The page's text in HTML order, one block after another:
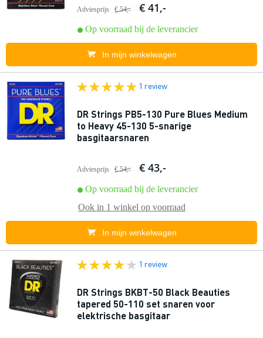
Adviesprijs € 54,- € 41,-
Op voorraad bij de leverancier
In mijn winkelwagen
1 review
DR Strings PB5-130 Pure Blues Medium
to Heavy 45-130 5-snarige
basgitaarsnaren
Adviesprijs € 54,- € 43,-
Op voorraad bij de leverancier
Ook in 1 winkel op voorraad
In mijn winkelwagen
1 review
DR Strings BKBT-50 Black Beauties
tapered 50-110 set snaren voor
elektrische basgitaar